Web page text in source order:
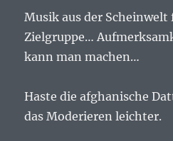
Musik aus der
Zielgruppe…
kann man machen…
Haste die afghanische
das Moderieren leichter.